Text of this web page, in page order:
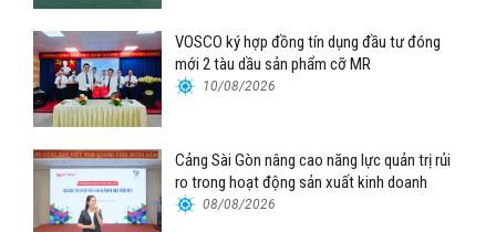
VOSCO ký hợp đồng tín dụng đầu tư đóng
mới 2 tàu dầu sản phẩm cỡ MR
10/08/2026
Cảng Sài Gòn nâng cao năng lực quản trị rủi
ro trong hoạt động sản xuất kinh doanh
08/08/2026